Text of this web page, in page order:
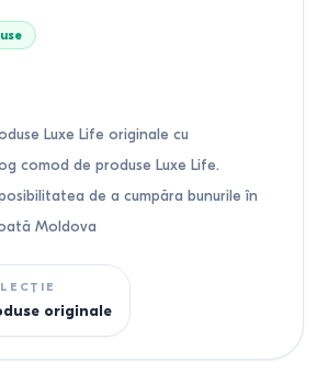
Luxe Life originale cu
comod de produse Luxe Life.
de a cumpăra bunurile în
Moldova
originale